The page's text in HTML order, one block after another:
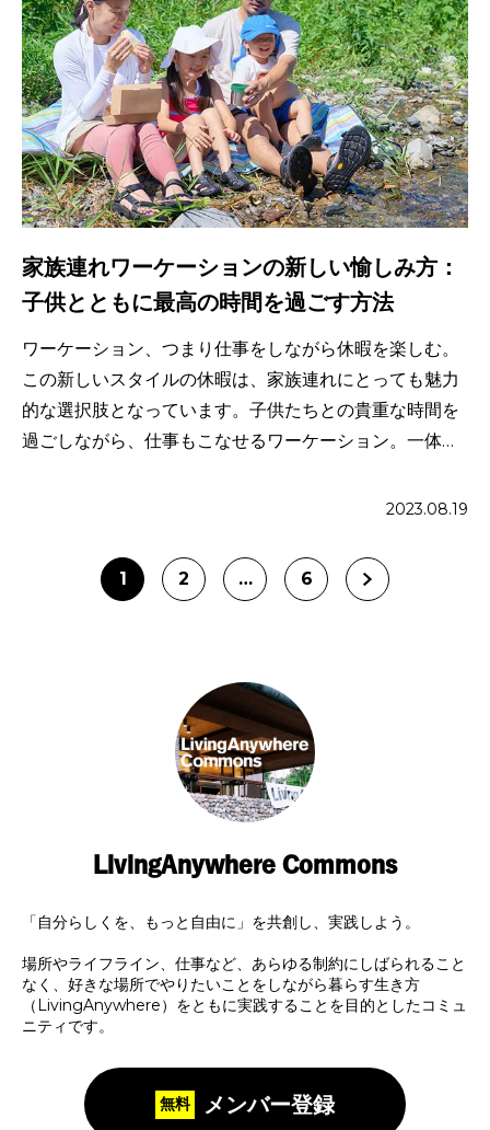
家族連れワーケーションの新しい愉しみ方：
子供とともに最高の時間を過ごす方法
ワーケーション、つまり仕事をしながら休暇を楽しむ。
この新しいスタイルの休暇は、家族連れにとっても魅力
的な選択肢となっています。子供たちとの貴重な時間を
過ごしながら、仕事もこなせるワーケーション。一体、
2023.08.19
1 2 … 6
LivingAnywhere Commons
「自分らしくを、もっと自由に」を共創し、実践しよう。
場所やライフライン、仕事など、あらゆる制約にしばられること
なく、好きな場所でやりたいことをしながら暮らす生き方
（LivingAnywhere）をともに実践することを目的としたコミュ
ニティです。
メンバー登録